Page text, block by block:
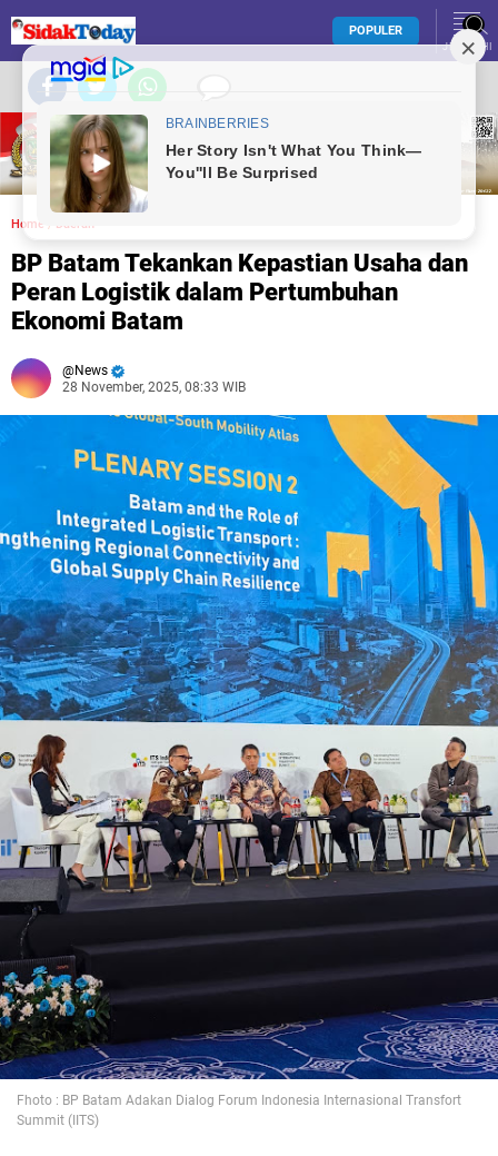
POPULER
JELAJAHI
Home / Daerah
BP Batam Tekankan Kepastian Usaha dan
Peran Logistik dalam Pertumbuhan
Ekonomi Batam
News
28 November, 2025, 08:33 WIB
Fhoto : BP Batam Adakan Dialog Forum Indonesia Internasional Transfort
Summit (IITS)